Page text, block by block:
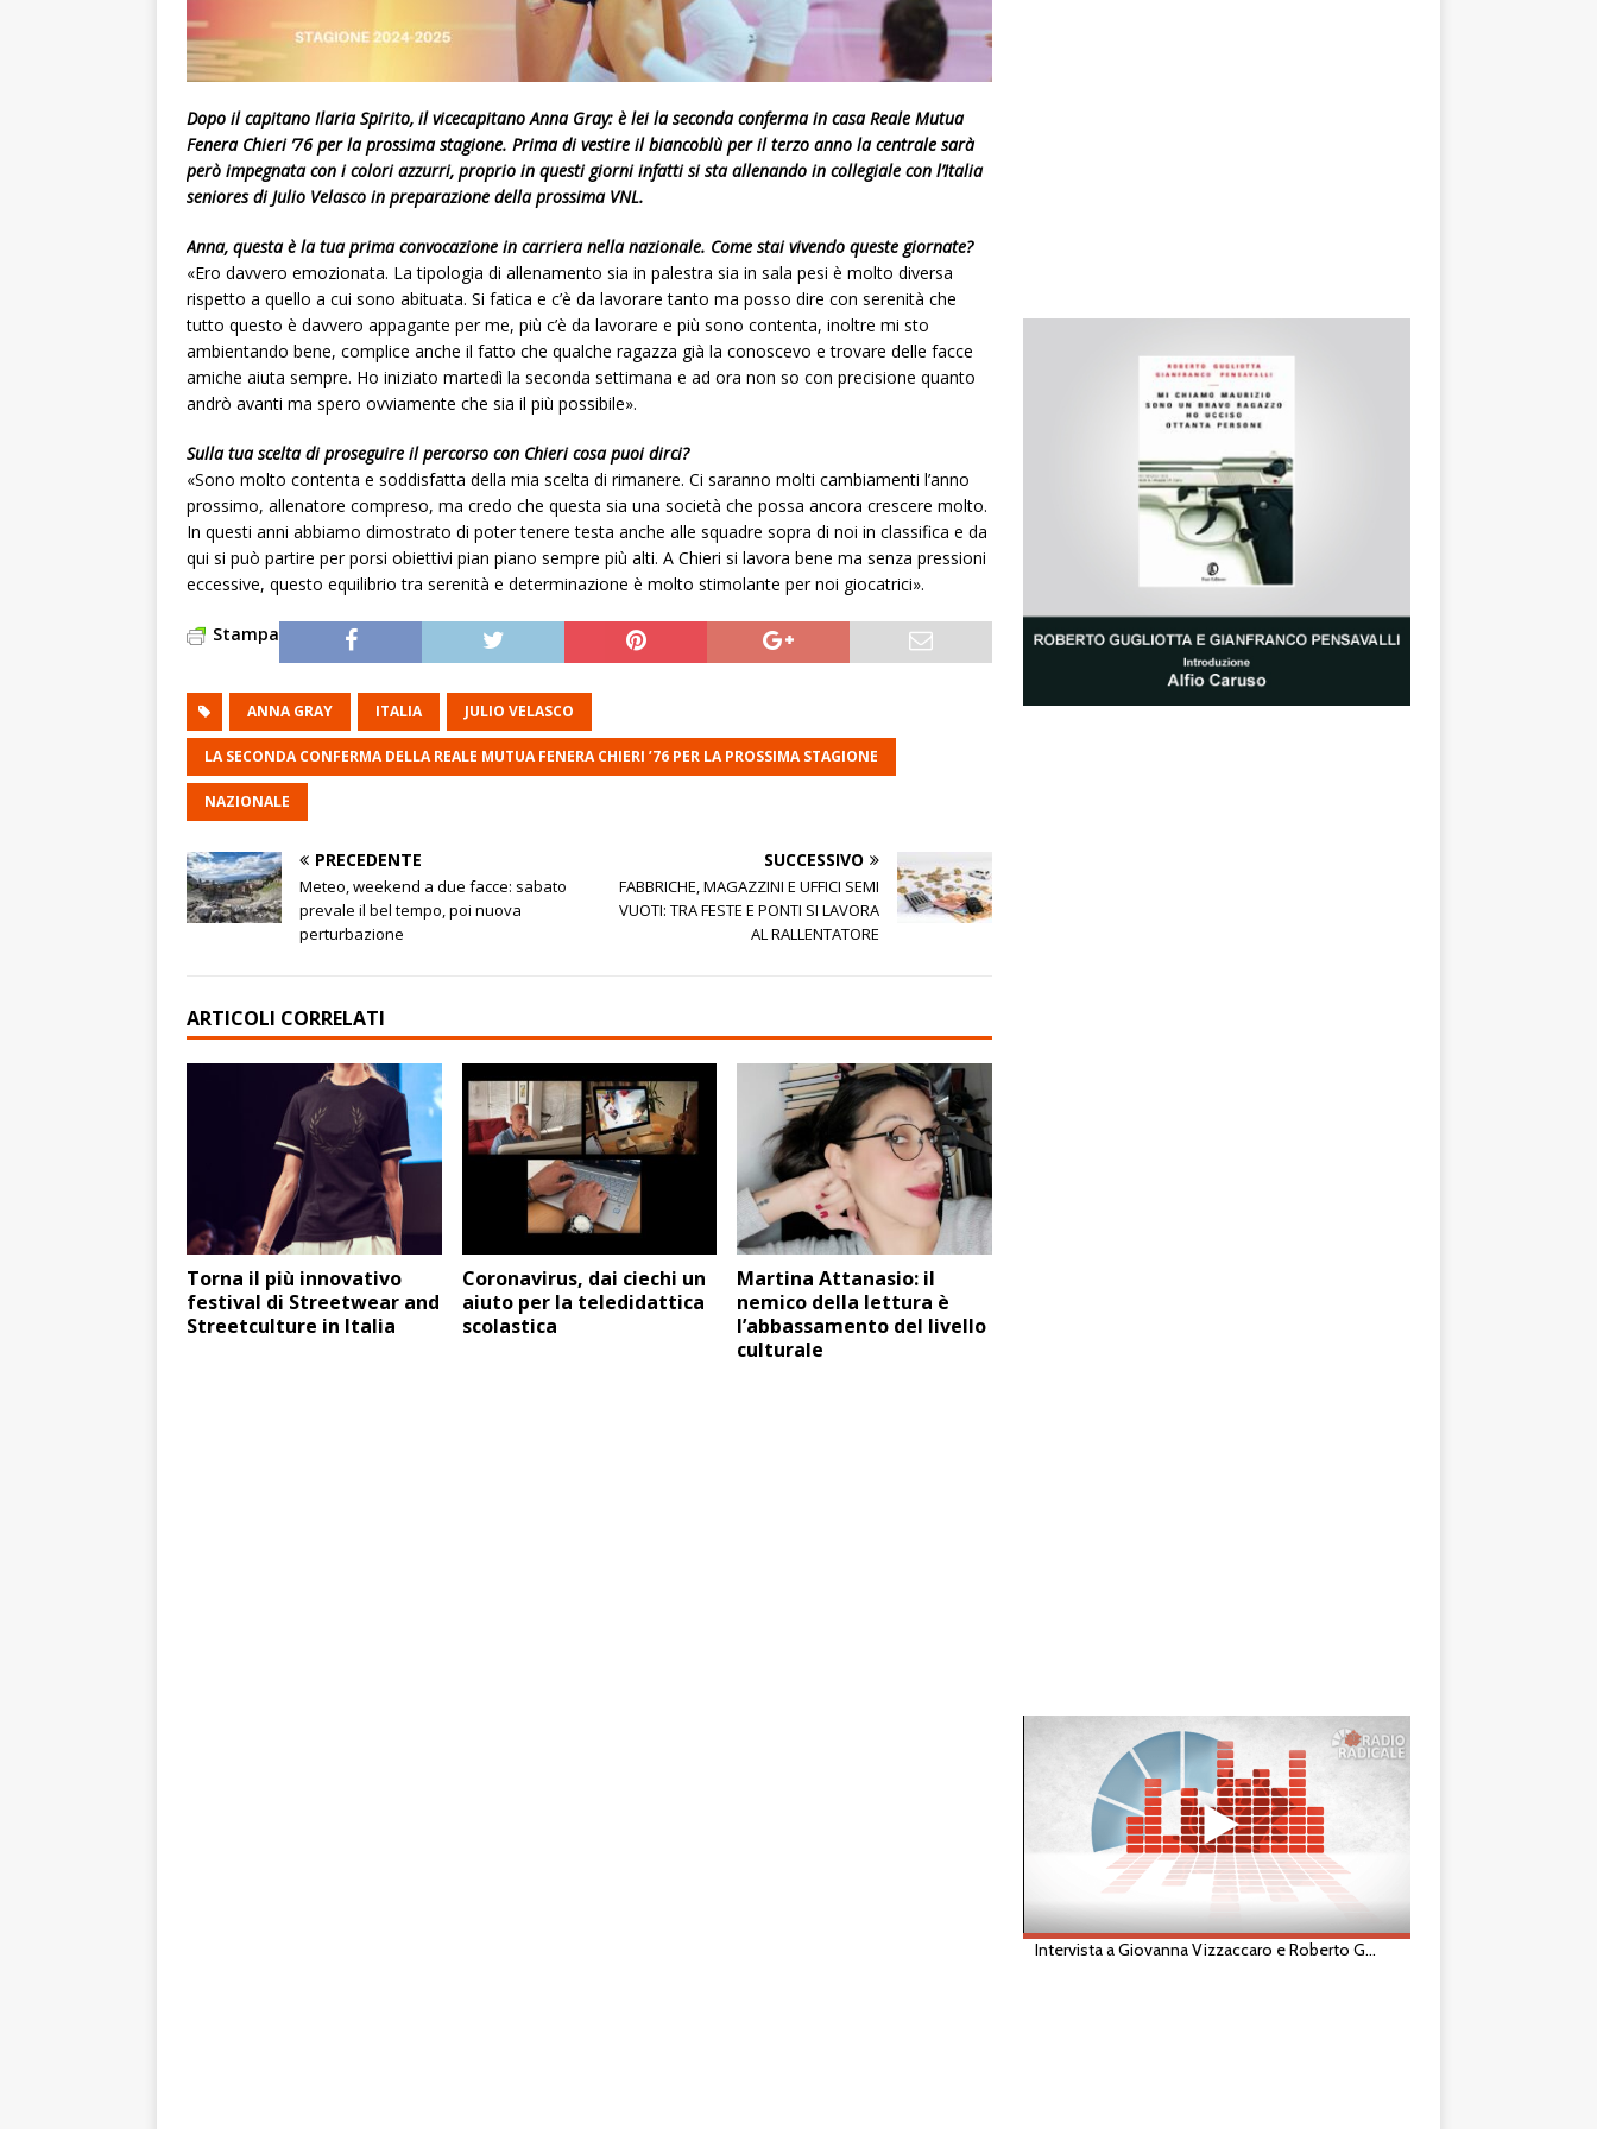
Dopo il capitano Ilaria Spirito, il vicecapitano Anna Gray: è lei la seconda conferma in casa Reale Mutua
Fenera Chieri ’76 per la prossima stagione. Prima di vestire il biancoblù per il terzo anno la centrale sarà
però impegnata con i colori azzurri, proprio in questi giorni infatti si sta allenando in collegiale con l’Italia
seniores di Julio Velasco in preparazione della prossima VNL.
Anna, questa è la tua prima convocazione in carriera nella nazionale. Come stai vivendo queste giornate?
«Ero davvero emozionata. La tipologia di allenamento sia in palestra sia in sala pesi è molto diversa
rispetto a quello a cui sono abituata. Si fatica e c’è da lavorare tanto ma posso dire con serenità che
tutto questo è davvero appagante per me, più c’è da lavorare e più sono contenta, inoltre mi sto
ambientando bene, complice anche il fatto che qualche ragazza già la conoscevo e trovare delle facce
amiche aiuta sempre. Ho iniziato martedì la seconda settimana e ad ora non so con precisione quanto
andrò avanti ma spero ovviamente che sia il più possibile».
Sulla tua scelta di proseguire il percorso con Chieri cosa puoi dirci?
«Sono molto contenta e soddisfatta della mia scelta di rimanere. Ci saranno molti cambiamenti l’anno
prossimo, allenatore compreso, ma credo che questa sia una società che possa ancora crescere molto.
In questi anni abbiamo dimostrato di poter tenere testa anche alle squadre sopra di noi in classifica e da
qui si può partire per porsi obiettivi pian piano sempre più alti. A Chieri si lavora bene ma senza pressioni
eccessive, questo equilibrio tra serenità e determinazione è molto stimolante per noi giocatrici».
Stampa
ANNA GRAY ITALIA JULIO VELASCO
LA SECONDA CONFERMA DELLA REALE MUTUA FENERA CHIERI ’76 PER LA PROSSIMA STAGIONE
NAZIONALE
PRECEDENTE
Meteo, weekend a due facce: sabato
prevale il bel tempo, poi nuova
perturbazione
SUCCESSIVO
FABBRICHE, MAGAZZINI E UFFICI SEMI
VUOTI: TRA FESTE E PONTI SI LAVORA
AL RALLENTATORE
ARTICOLI CORRELATI
Torna il più innovativo
festival di Streetwear and
Streetculture in Italia
Coronavirus, dai ciechi un
aiuto per la teledidattica
scolastica
Martina Attanasio: il
nemico della lettura è
l’abbassamento del livello
culturale